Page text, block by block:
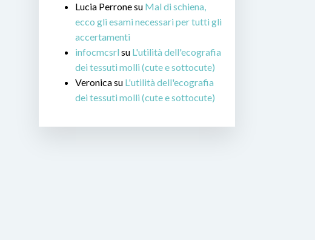
Lucia Perronesu Mal di schiena,
ecco gli esami necessari per tutti gli
accertamenti
infocmcsrl su L'utilità dell'ecografia
dei tessuti molli (cute e sottocute)
Veronicasu L'utilità dell'ecografia
dei tessuti molli (cute e sottocute)